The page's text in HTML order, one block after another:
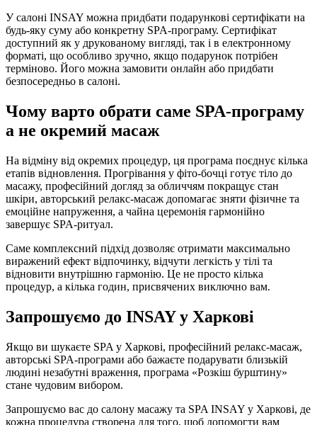
У салоні INSAY можна придбати подарункові сертифікати на
будь-яку суму або конкретну SPA-програму. Сертифікат
доступний як у друкованому вигляді, так і в електронному
форматі, що особливо зручно, якщо подарунок потрібен
терміново. Його можна замовити онлайн або придбати
безпосередньо в салоні.
Чому варто обрати саме SPA-програму
а не окремий масаж
На відміну від окремих процедур, ця програма поєднує кілька
етапів відновлення. Прогрівання у фіто-бочці готує тіло до
масажу, професійний догляд за обличчям покращує стан
шкіри, авторський релакс-масаж допомагає зняти фізичне та
емоційне напруження, а чайна церемонія гармонійно
завершує SPA-ритуал.
Саме комплексний підхід дозволяє отримати максимально
виражений ефект відпочинку, відчути легкість у тілі та
відновити внутрішню гармонію. Це не просто кілька
процедур, а кілька годин, присвячених виключно вам.
Запрошуємо до INSAY у Харкові
Якщо ви шукаєте SPA у Харкові, професійний релакс-масаж,
авторські SPA-програми або бажаєте подарувати близькій
людині незабутні враження, програма «Розкіш бурштину»
стане чудовим вибором.
Запрошуємо вас до салону масажу та SPA INSAY у Харкові, де
кожна процедура створена для того, щоб допомогти вам